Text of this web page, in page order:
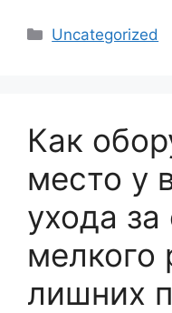
Рубрики
Uncategorized
Как
место у
ухода
мелкого
лишних